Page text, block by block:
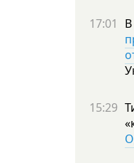
17:01
15:29